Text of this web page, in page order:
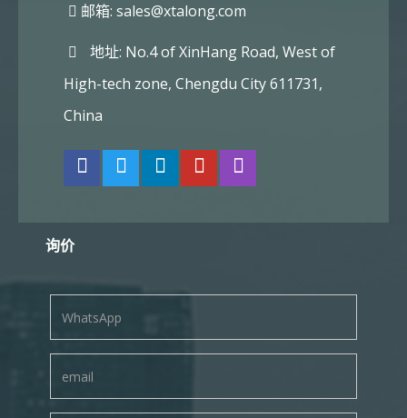
邮箱: sales@xtalong.com
地址: No.4 of XinHang Road, West of
High-tech zone, Chengdu City 611731,
China
询价